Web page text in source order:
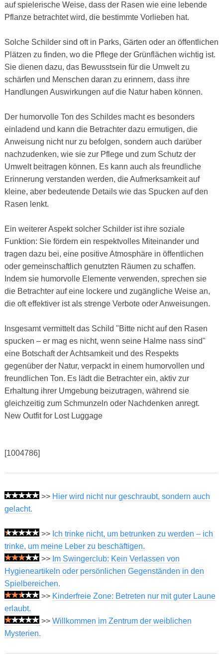
auf spielerische Weise, dass der Rasen wie eine lebende
Pflanze betrachtet wird, die bestimmte Vorlieben hat.
Solche Schilder sind oft in Parks, Gärten oder an öffentlichen
Plätzen zu finden, wo die Pflege der Grünflächen wichtig ist.
Sie dienen dazu, das Bewusstsein für die Umwelt zu
schärfen und Menschen daran zu erinnern, dass ihre
Handlungen Auswirkungen auf die Natur haben können.
Der humorvolle Ton des Schildes macht es besonders
einladend und kann die Betrachter dazu ermutigen, die
Anweisung nicht nur zu befolgen, sondern auch darüber
nachzudenken, wie sie zur Pflege und zum Schutz der
Umwelt beitragen können. Es kann auch als freundliche
Erinnerung verstanden werden, die Aufmerksamkeit auf
kleine, aber bedeutende Details wie das Spucken auf den
Rasen lenkt.
Ein weiterer Aspekt solcher Schilder ist ihre soziale
Funktion: Sie fördern ein respektvolles Miteinander und
tragen dazu bei, eine positive Atmosphäre in öffentlichen
oder gemeinschaftlich genutzten Räumen zu schaffen.
Indem sie humorvolle Elemente verwenden, sprechen sie
die Betrachter auf eine lockere und zugängliche Weise an,
die oft effektiver ist als strenge Verbote oder Anweisungen.
Insgesamt vermittelt das Schild "Bitte nicht auf den Rasen
spucken – er mag es nicht, wenn seine Halme nass sind"
eine Botschaft der Achtsamkeit und des Respekts
gegenüber der Natur, verpackt in einem humorvollen und
freundlichen Ton. Es lädt die Betrachter ein, aktiv zur
Erhaltung ihrer Umgebung beizutragen, während sie
gleichzeitig zum Schmunzeln oder Nachdenken anregt.
New Outfit for Lost Luggage
[1004786]
>> Hier wird nicht nur geschraubt, sondern auch
gelacht.
>> Ich trinke nicht, um betrunken zu werden – ich
trinke, um meine Leber zu beschäftigen.
>> Im Swingerclub: Kein Verlassen von
Hygieneartikeln oder persönlichen Gegenständen in den
Spielbereichen.
>> Kinderfreie Zone: Betreten nur mit guter Laune
erlaubt.
>> Willkommen im Zentrum der weiblichen
Mysterien.